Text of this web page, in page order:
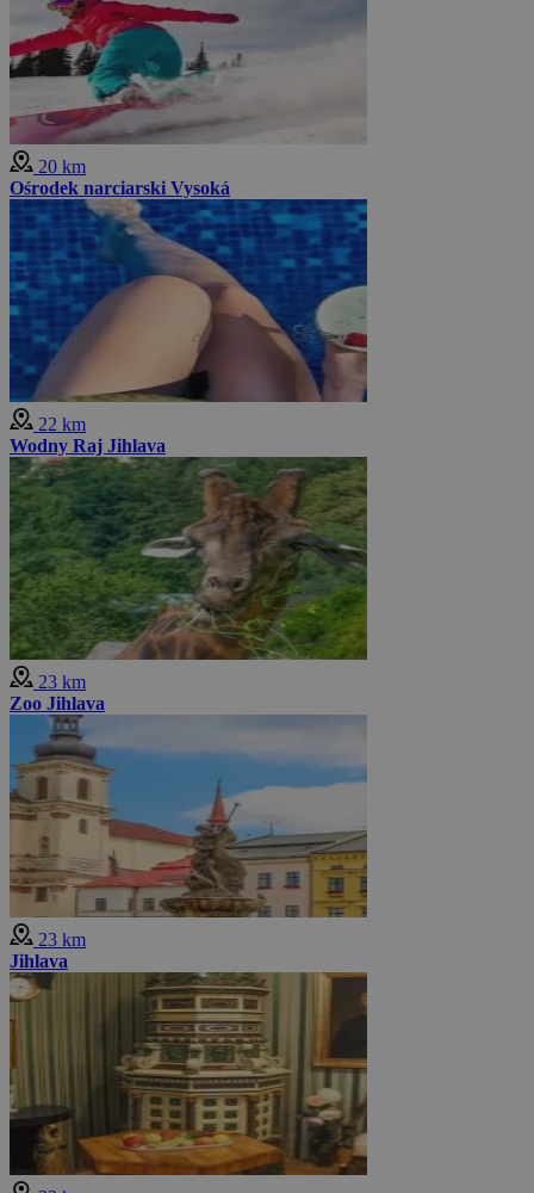
20 km
Ośrodek narciarski Vysoká
22 km
Wodny Raj Jihlava
23 km
Zoo Jihlava
23 km
Jihlava